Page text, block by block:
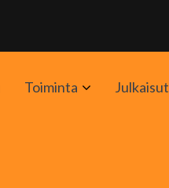
Toiminta AvaaJulkaisut